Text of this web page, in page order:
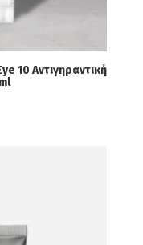
10 Αντιγηραντική